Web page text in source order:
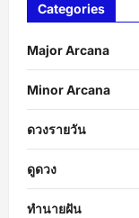
Categories
Major Arcana
Minor Arcana
ดวงรายวัน
ดูดวง
ทำนายฝัน